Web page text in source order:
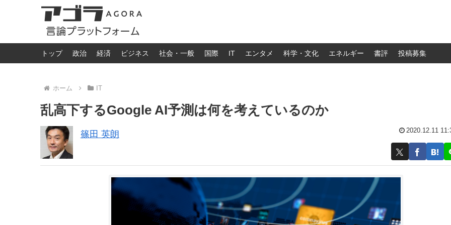
トップ 政治 経済 ビジネス 社会・一般 国際 IT エンタメ 科学・文化 エネルギー 書評 投稿募集
ホーム IT
乱高下するGoogle AI予測は何を考えているのか
篠田 英朗 2020.12.11